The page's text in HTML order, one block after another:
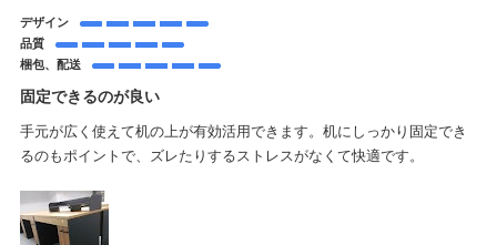
デザイン
品質
梱包、配送
固定できるのが良い
手元が広く使えて机の上が有効活用できます。机にしっかり固定でき
るのもポイントで、ズレたりするストレスがなくて快適です。